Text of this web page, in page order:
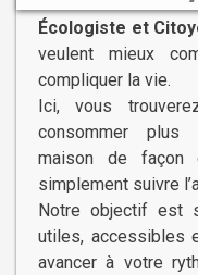
Écologiste et
veulent mieux
compliquer la vie.
Ici, vous
consommer plus
maison de façon
simplement suivre
Notre objectif est
utiles, accessibles
avancer à votre